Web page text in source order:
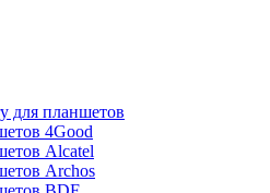
для планшетов
4Good
Alcatel
Archos